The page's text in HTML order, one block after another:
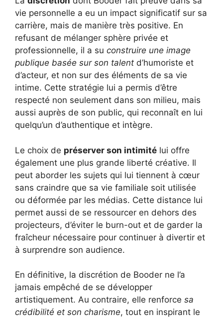
vie personnelle a eu un impact significatif sur sa
carrière, mais de manière très positive. En
refusant de mélanger sphère privée et
professionnelle, il a su construire une image
publique basée sur son talent d’humoriste et
d’acteur, et non sur des éléments de sa vie
intime. Cette stratégie lui a permis d’être
respecté non seulement dans son milieu, mais
aussi auprès de son public, qui reconnaît en lui
quelqu’un d’authentique et intègre.
Le choix de préserver son intimité lui offre
également une plus grande liberté créative. Il
peut aborder les sujets qui lui tiennent à cœur
sans craindre que sa vie familiale soit utilisée
ou déformée par les médias. Cette distance lui
permet aussi de se ressourcer en dehors des
projecteurs, d’éviter le burn-out et de garder la
fraîcheur nécessaire pour continuer à divertir et
à surprendre son audience.
En définitive, la discrétion de Booder ne l’a
jamais empêché de se développer
artistiquement. Au contraire, elle renforce sa
crédibilité et son charisme, tout en inspirant le